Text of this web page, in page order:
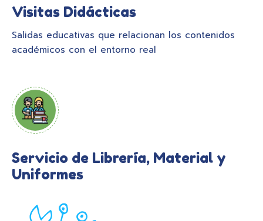
Visitas Didácticas
Salidas educativas que relacionan los contenidos
académicos con el entorno real
Servicio de Librería, Material y
Uniformes